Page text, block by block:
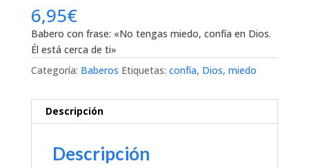
6,95€
Babero con frase: «No tengas miedo, confía en Dios.
Él está cerca de ti»
Categoría: Baberos Etiquetas: confía, Dios, miedo
Descripción
Descripción